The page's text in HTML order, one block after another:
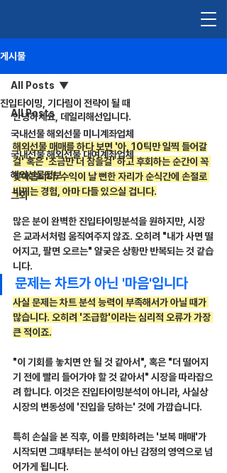
게시물
All Posts
국내선물 해외선물 미니계좌업체
국내선물 해외선물 대여계좌업체
해외선물정보
그외
All Posts
진입타이밍, 기다림이 전략이 될 때
안녕하세요, 데일리해선입니다.
해외선물 매매를 하다 보면 '아, 10틱만 일찍 들어갈
걸' 혹은 '조금만 더 참을걸' 하고 후회하는 순간이 꼭
찾아옵니다. 수익이 날 뻔한 자리가 순식간에 손절로
바뀌는 경험, 아마 다들 있으실 겁니다.
많은 분이 완벽한 진입타이밍분석을 원하지만, 시장
은 교과서처럼 움직여주지 않죠. 오히려 "내가 사면 떨
어지고, 팔면 오르는" 얄궂은 상황만 반복되는 것 같습
니다.
문제는 차트가 아닌 '마음'입니다
사실 문제는 차트 분석 능력이 부족해서가 아닐 때가
많습니다. 오히려 '조급함'이라는 심리적 오류가 가장
큰 적이죠.
"이 기회를 놓치면 안 될 것 같아서", 혹은 "더 떨어지
기 전에 빨리 들어가야 할 것 같아서" 시장을 따라잡으
려 합니다. 이것은 진입타이밍분석이 아니라, 사실상
시장의 변동성에 '진입을 당하는' 것에 가깝습니다.
특히 손실을 본 직후, 이를 만회하려는 '보복 매매'가
시작되면 그때부터는 분석이 아닌 감정의 영역으로 넘
어가게 됩니다.